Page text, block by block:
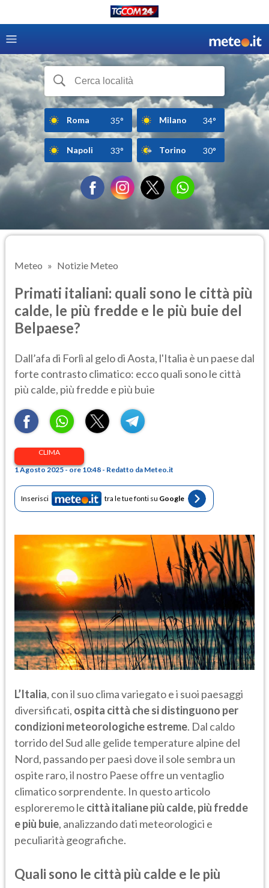
Roma 35° Milano 34°
Napoli 33° Torino 30°
Meteo Notizie Meteo
Primati italiani: quali sono le città più
calde, le più fredde e le più buie del
Belpaese?
Dall’afa di Forlì al gelo di Aosta, l'Italia è un paese dal
forte contrasto climatico: ecco quali sono le città
più calde, più fredde e più buie
CLIMA
1 Agosto 2025 - ore 10:48 - Redatto da Meteo.it
Inserisci tra le tue fonti su Google
L’Italia, con il suo clima variegato e i suoi paesaggi
diversificati, ospita città che si distinguono per
condizioni meteorologiche estreme. Dal caldo
torrido del Sud alle gelide temperature alpine del
Nord, passando per paesi dove il sole sembra un
ospite raro, il nostro Paese offre un ventaglio
climatico sorprendente. In questo articolo
esploreremo le città italiane più calde, più fredde
e più buie, analizzando dati meteorologici e
peculiarità geografiche.
Quali sono le città più calde e le più